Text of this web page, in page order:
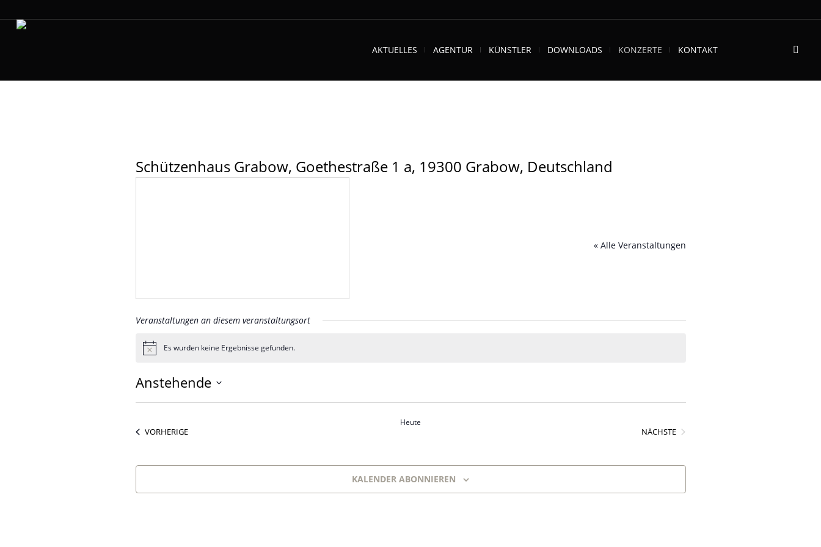
AKTUELLES AGENTUR KÜNSTLER DOWNLOADS KONZERTE KONTAKT
Schützenhaus Grabow, Goethestraße 1 a, 19300 Grabow, Deutschland
« Alle Veranstaltungen
Veranstaltungen an diesem veranstaltungsort
HinweisEs wurden keine Ergebnisse gefunden.
Anstehende
VORHERIGEVERANSTALTUNGEN
Heute
NÄCHSTEVERANSTALTUNGEN
KALENDER ABONNIEREN